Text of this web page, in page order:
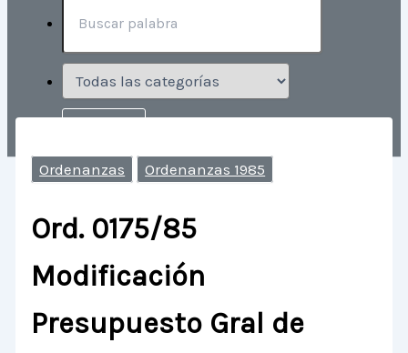
Ordenanzas Ordenanzas 1985
Ord. 0175/85
Modificación
Presupuesto Gral de